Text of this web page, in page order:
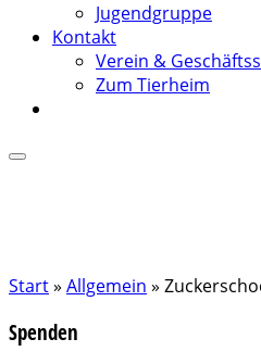
Jugendgruppe
Kontakt
Verein &
Zum Tierheim
Start» Allgemein »
Spenden